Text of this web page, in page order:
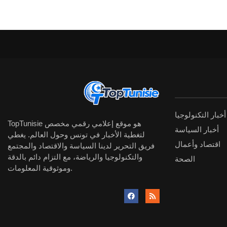
TopTunisie هو موقع إعلامي رقمي مخصص
لتغطية الأخبار في تونس وحول العالم. يغطي
فريق التحرير لدينا السياسة والاقتصاد والمجتمع
والتكنولوجيا والرياضة، مع التزام دائم بالدقة
وموثوقية المعلومات.
أخبار التكنولوجيا
أخبار السياسة
اقتصاد وأعمال
الصحة